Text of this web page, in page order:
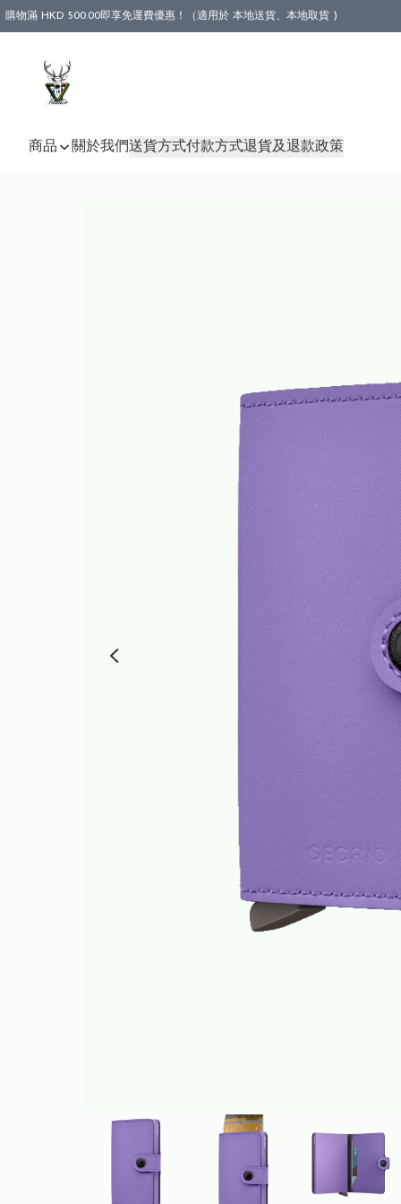
購物滿 HKD 500.00即享免運費優惠！（適用於 本地送貨、本地取貨 )
商品 關於我們送貨方式付款方式退貨及退款政策